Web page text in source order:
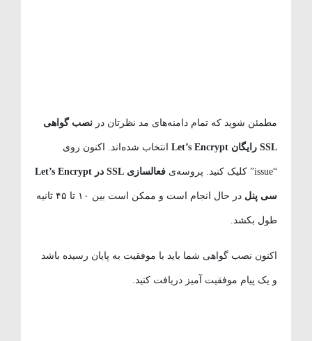
مطمئن شوید که تمام دامنه‌های مد نظرتان درنصب گواهی
SSL رایگان Let’s Encrypt انتخاب شده‌اند. اکنون روی
فعالسازی SSL در Let’s Encrypt
سی پنل در حال انجام است و ممکن است بین ۱۰ تا ۴۵ ثانیه
طول بکشد.
اکنون نصب گواهی شما باید با موفقیت به پایان رسیده باشد
و یک پیام موفقیت آمیز دریافت کنید.